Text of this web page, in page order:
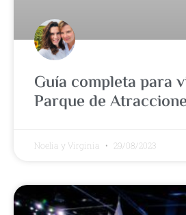
Guía completa para
Parque de
Noelia y Virginia 29/08/2023